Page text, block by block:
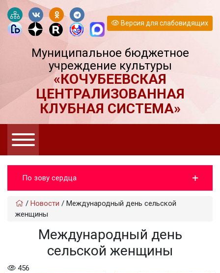
Версия для слабовидящих
Муниципальное бюджетное
учреждение культуры
«КОЧУБЕЕВСКАЯ
ЦЕНТРАЛИЗОВАННАЯ
КЛУБНАЯ СИСТЕМА»
По зову сердца
/ Новости / Международный день сельской
женщины
Международный день
сельской женщины
456